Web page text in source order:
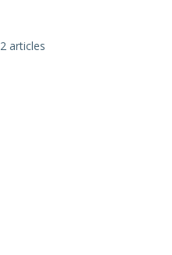
2 articles